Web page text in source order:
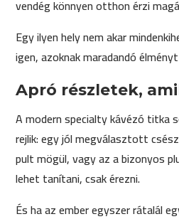
vendég könnyen otthon érzi
Egy ilyen hely nem akar
igen, azoknak maradandó
Apró részletek,
A modern specialty kávézó titka
rejlik: egy jól megválasztott
pult mögül, vagy az a bizonyos
lehet tanítani, csak érezni.
És ha az ember egyszer rátalál